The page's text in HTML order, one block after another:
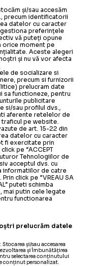
și/sau accesăm
precum identificatorii
datelor cu caracter
preferințele
vă puteți opune
orice moment pe
Aceste alegeri
și nu vă vor afecta
de socializare si
precum si furnizorii
prelucram date
sa functioneze, pentru
publicitare
si/sau profilul dvs.,
aferente retelelor de
traficul pe website.
de art. 15-22 din
datelor cu caracter
fi exercitate prin
click pe “ACCEPT
Tehnologiilor de
acceptul dvs. cu
informatiilor de catre
click pe “VREAU SA
puteti schimba
mai putin cele legate
functionarea
prelucrăm datele
și/sau accesarea
și îmbunătățirea
selectarea conținutului
conținut personalizat.